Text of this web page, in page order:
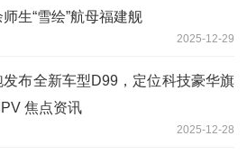
生“雪绘”航母福建舰
2025-12-29
发布全新车型D99，定位科技豪华旗
焦点资讯
2025-12-28